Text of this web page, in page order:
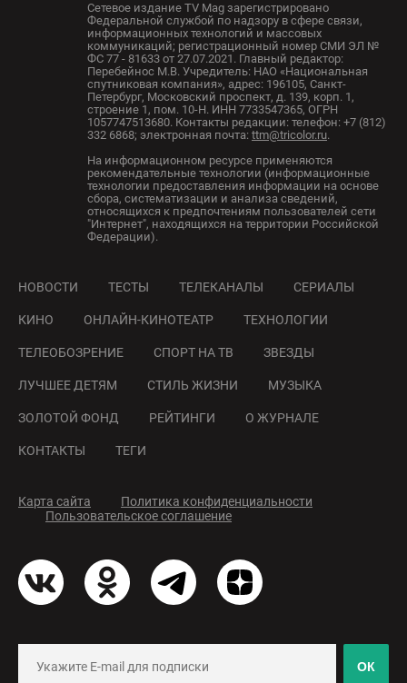
Сетевое издание TV Mag зарегистрировано
Федеральной службой по надзору в сфере связи,
информационных технологий и массовых
коммуникаций; регистрационный номер СМИ ЭЛ №
ФС 77 - 81633 от 27.07.2021. Главный редактор:
Перебейнос М.В. Учредитель: НАО «Национальная
спутниковая компания», адрес: 196105, Санкт-
Петербург, Московский проспект, д. 139, корп. 1,
строение 1, пом. 10-Н. ИНН 7733547365, ОГРН
1057747513680. Контакты редакции: телефон: +7 (812)
332 6868; электронная почта: ttm@tricolor.ru.
На информационном ресурсе применяются
рекомендательные технологии (информационные
технологии предоставления информации на основе
сбора, систематизации и анализа сведений,
относящихся к предпочтениям пользователей сети
"Интернет", находящихся на территории Российской
Федерации).
НОВОСТИ ТЕСТЫ ТЕЛЕКАНАЛЫ СЕРИАЛЫ
КИНО ОНЛАЙН-КИНОТЕАТР ТЕХНОЛОГИИ
ТЕЛЕОБОЗРЕНИЕ СПОРТ НА ТВ ЗВЕЗДЫ
ЛУЧШЕЕ ДЕТЯМ СТИЛЬ ЖИЗНИ МУЗЫКА
ЗОЛОТОЙ ФОНД РЕЙТИНГИ О ЖУРНАЛЕ
КОНТАКТЫ ТЕГИ
Карта сайта
Политика конфиденциальности
Пользовательское соглашение
ОК